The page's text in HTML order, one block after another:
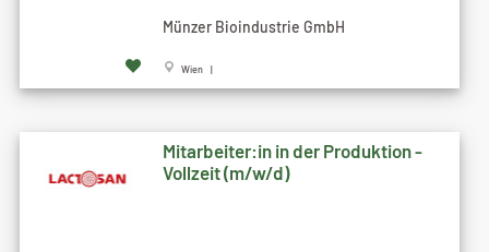
Münzer Bioindustrie GmbH
Wien |
Mitarbeiter:in in der Produktion -
Vollzeit (m/w/d)